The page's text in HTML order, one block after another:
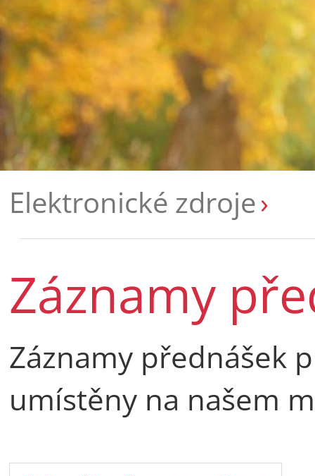
Elektronické zdroje
Záznamy
Záznamy přednášek
umístěny na našem